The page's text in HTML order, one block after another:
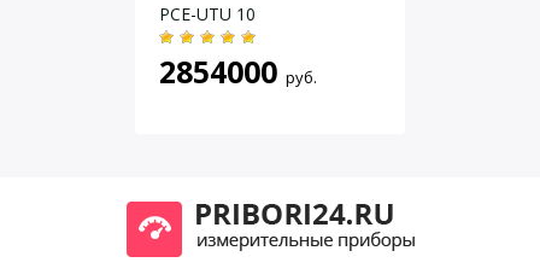
PCE-UTU 10
2854000 руб.